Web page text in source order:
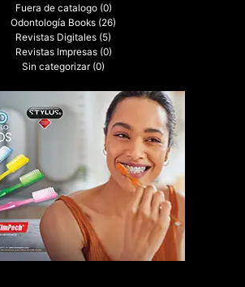
Fuera de catalogo (0)
Odontología Books (26)
Revistas Digitales (5)
Revistas Impresas (0)
Sin categorizar (0)